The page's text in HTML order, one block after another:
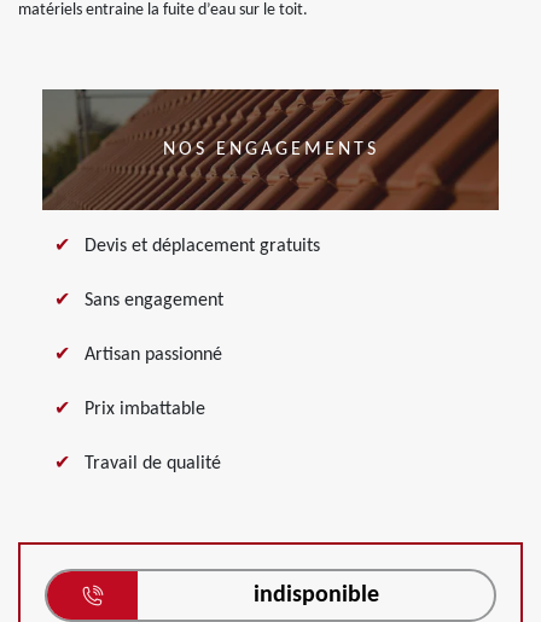
matériels entraine la fuite d’eau sur le toit.
NOS ENGAGEMENTS
Devis et déplacement gratuits
Sans engagement
Artisan passionné
Prix imbattable
Travail de qualité
indisponible